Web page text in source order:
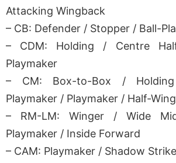
Attacking Wingback
– CB: Defender / Stopper / Ball-
– CDM: Holding / Centre
Playmaker
– CM: Box-to-Box /
Playmaker / Playmaker / Half-
– RM-LM: Winger / Wide
Playmaker / Inside Forward
– CAM: Playmaker / Shadow